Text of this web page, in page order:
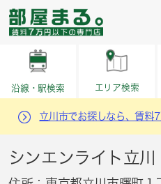
沿線・駅検索 エリア検索
立川市でお探しなら、賃料
シンエンライト立川